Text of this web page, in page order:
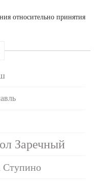
относительно принятия
Заречный
Ступино